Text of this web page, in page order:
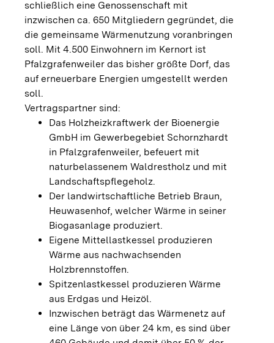
schließlich eine Genossenschaft mit
inzwischen ca. 650 Mitgliedern gegründet, die
die gemeinsame Wärmenutzung voranbringen
soll. Mit 4.500 Einwohnern im Kernort ist
Pfalzgrafenweiler das bisher größte Dorf, das
auf erneuerbare Energien umgestellt werden
soll.
Vertragspartner sind:
Das Holzheizkraftwerk der Bioenergie
GmbH im Gewerbegebiet Schornzhardt
in Pfalzgrafenweiler, befeuert mit
naturbelassenem Waldrestholz und mit
Landschaftspflegeholz.
Der landwirtschaftliche Betrieb Braun,
Heuwasenhof, welcher Wärme in seiner
Biogasanlage produziert.
Eigene Mittellastkessel produzieren
Wärme aus nachwachsenden
Holzbrennstoffen.
Spitzenlastkessel produzieren Wärme
aus Erdgas und Heizöl.
Inzwischen beträgt das Wärmenetz auf
eine Länge von über 24 km, es sind über